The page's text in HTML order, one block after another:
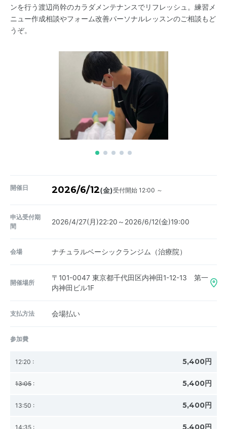
ンを行う渡辺尚幹のカラダメンテナンスでリフレッシュ。練習メ
ニュー作成相談やフォーム改善パーソナルレッスンのご相談もど
うぞ。
開催日 2026/6/12(金)受付開始 12:00 ～
申込受付期
間
2026/4/27(月)22:20～2026/6/12(金)19:00
会場 ナチュラルベーシックランジム（治療院）
開催場所
〒101-0047 東京都千代田区内神田1-12-13 第一
内神田ビル1F
支払方法 会場払い
参加費
12:20 : 5,400円
13:05 : 5,400円
13:50 : 5,400円
14:35 : 5,400円